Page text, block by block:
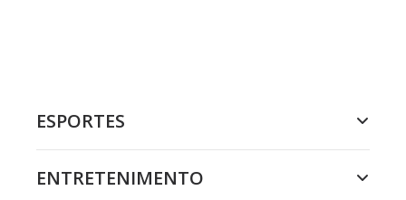
ESPORTES
ENTRETENIMENTO